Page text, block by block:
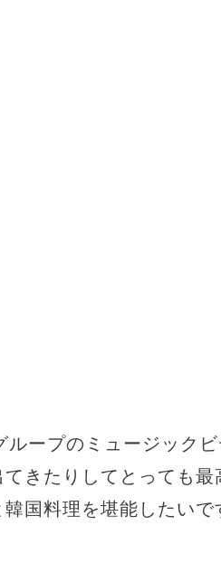
ループのミュージック
てきたりしてとっても
国料理を堪能したいで